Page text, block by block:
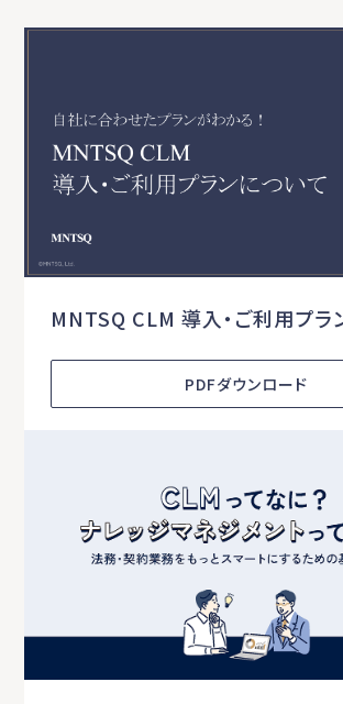
MNTSQ CLM 導入・ご利用プラ
PDFダウンロード